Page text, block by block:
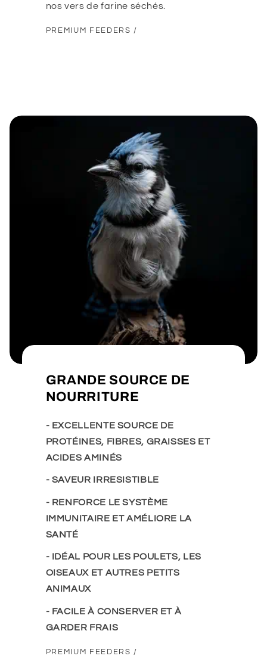
nos vers de farine séchés.
PREMIUM FEEDERS /
GRANDE SOURCE DE
NOURRITURE
- EXCELLENTE SOURCE DE
PROTÉINES, FIBRES, GRAISSES ET
ACIDES AMINÉS
- SAVEUR IRRESISTIBLE
- RENFORCE LE SYSTÈME
IMMUNITAIRE ET AMÉLIORE LA
SANTÉ
- IDÉAL POUR LES POULETS, LES
OISEAUX ET AUTRES PETITS
ANIMAUX
- FACILE À CONSERVER ET À
GARDER FRAIS
PREMIUM FEEDERS /